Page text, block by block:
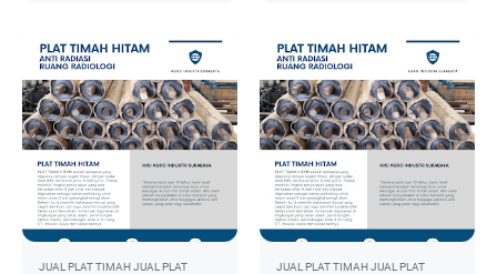
JUAL PLAT TIMAHJUAL PLAT
JUAL PLAT TIMAHJUAL PLAT